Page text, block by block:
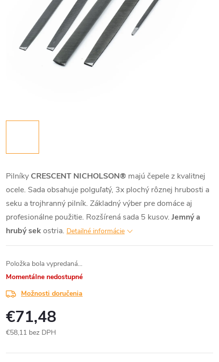
Pilníky CRESCENT NICHOLSON® majú čepele z kvalitnej
ocele. Sada obsahuje polguľatý, 3x plochý rôznej hrubosti a
seku a trojhranný pilník. Základný výber pre domáce aj
profesionálne použitie. Rozšírená sada 5 kusov. Jemný a
hrubý sekostria. Detailné informácie
Položka bola vypredaná…
Momentálne nedostupné
Možnosti doručenia
€71,48
€58,11 bez DPH
cena: